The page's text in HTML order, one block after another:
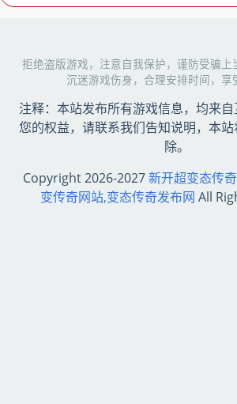
拒绝盗版游戏，注意自我保护，谨防受骗上
沉迷游戏伤身，合理安排时间，享
注释：本站发布所有游戏信息，均来
您的权益，请联系我们告知说明，本
除。
Copyright 2026-2027新开超变态传
变传奇网站,变态传奇发布网 All